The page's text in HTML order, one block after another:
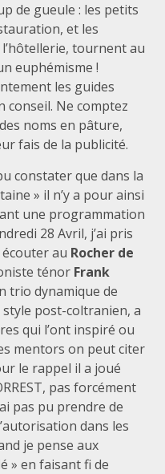
de gueule : les petits
et les
tournent au
euphémisme !
les guides
Ne comptez
noms en pâture,
fais de la publicité.
constater que dans la
» il n’y a pour ainsi
une programmation
28 Avril, j’ai pris
au Rocher de
ténor Frank
trio dynamique de
style post-coltranien, a
qui l’ont inspiré ou
mentors on peut citer
le rappel il a joué
pas forcément
pas pu prendre de
dans les
je pense aux
» en faisant fi de